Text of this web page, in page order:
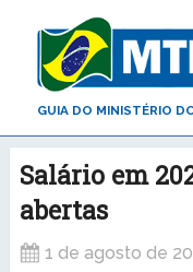
GUIA DO MINISTÉRIO
Salário em
abertas
1 de agosto de